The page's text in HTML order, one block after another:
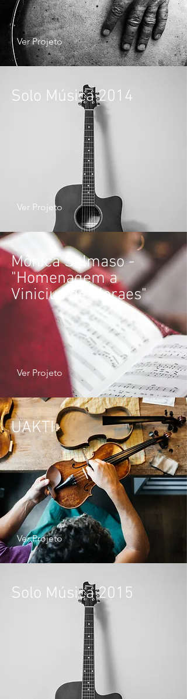
Ver Projeto
Solo Música 2014
Ver Projeto
Mônica Salmaso -
"Homenagem a
Vinicius de Moraes"
Ver Projeto
UAKTI
Ver Projeto
Solo Música 2015